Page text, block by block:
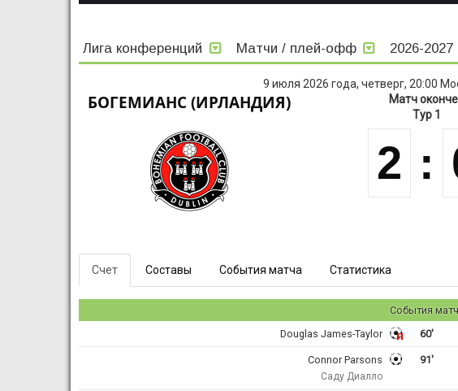
Лига конференций Матчи / плей-офф 2026-2027
9 июля 2026 года, четверг, 20:00
БОГЕМИАНС (ИРЛАНДИЯ)
Матч
Тур 1
2 :
Счет Составы События матча Статистика
События
60'
Douglas James-Taylor
91'
Connor Parsons
Саду Диалло